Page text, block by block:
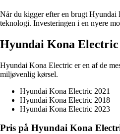
Når du kigger efter en brugt
teknologi. Investeringen i en nyere
Hyundai Kona
Hyundai Kona Electric er en af de
miljøvenlig kørsel.
Hyundai Kona Electric 2021
Hyundai Kona Electric 2018
Hyundai Kona Electric 2023
Pris på Hyundai Kona